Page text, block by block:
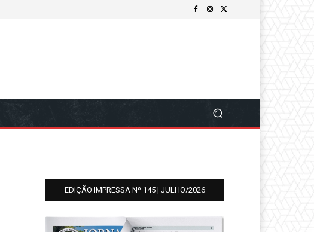
EDIÇÃO IMPRESSA Nº 145 | JULHO/2026